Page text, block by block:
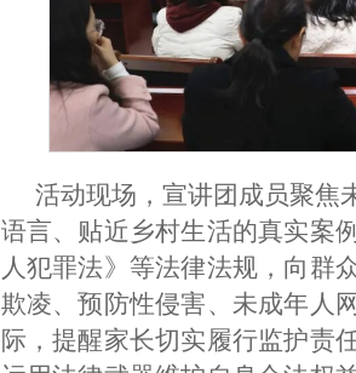
活动现场，宣讲团成员聚焦
语言、贴近乡村生活的真实案
人犯罪法》等法律法规，向群
欺凌、预防性侵害、未成年人
际，提醒家长切实履行监护责